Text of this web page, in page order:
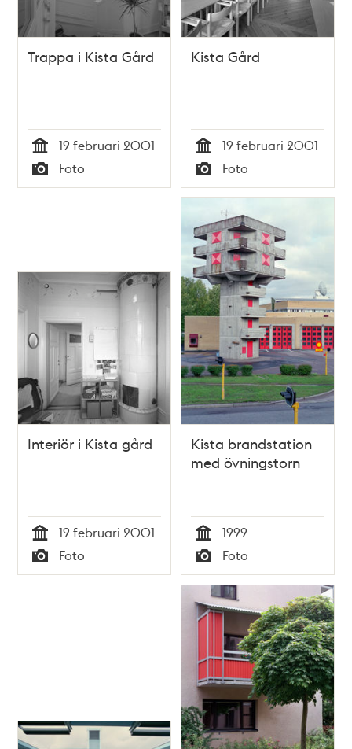
Trappa i Kista Gård
Tid
19 februari 2001
Typ
Foto
Kista Gård
Tid
19 februari 2001
Typ
Foto
Interiör i Kista gård
Tid
19 februari 2001
Typ
Foto
Kista brandstation
med övningstorn
Tid
1999
Typ
Foto